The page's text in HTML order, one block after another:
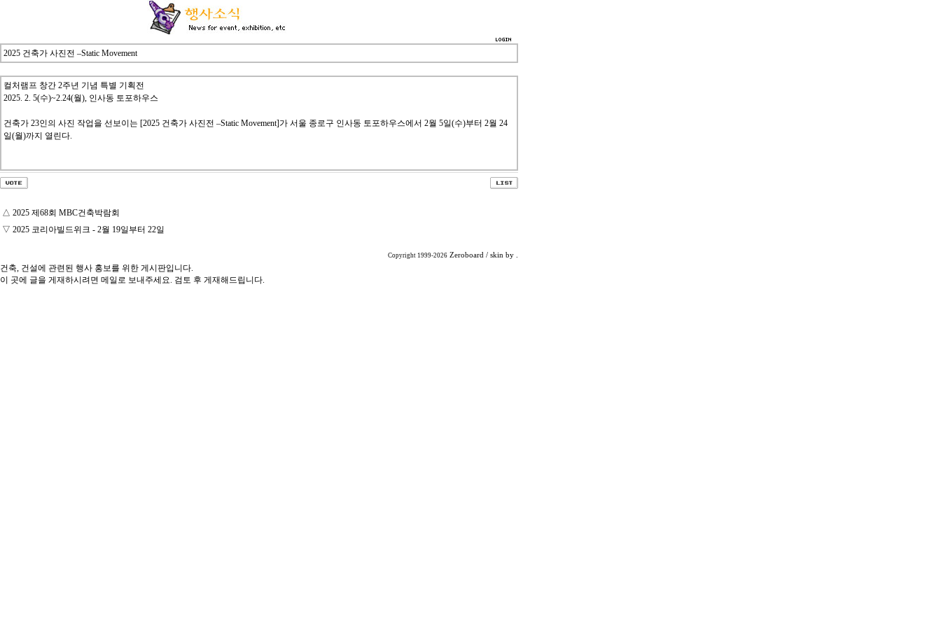
2025 건축가 사진전 –Static Movement
컬처램프 창간 2주년 기념 특별 기획전
2025. 2. 5(수)~2.24(월), 인사동 토포하우스
건축가 23인의 사진 작업을 선보이는 [2025 건축가 사진전 –Static Movement]가 서울 종로구 인사동 토포하우스에서 2월 5일(수)부터 2월 24
일(월)까지 열린다.
△ 2025 제68회 MBC건축박람회
▽ 2025 코리아빌드위크 - 2월 19일부터 22일
Copyright 1999-2026 Zeroboard / skin by
건축, 건설에 관련된 행사 홍보를 위한 게시판입니다.
이 곳에 글을 게재하시려면 메일로 보내주세요. 검토 후 게재해드립니다.